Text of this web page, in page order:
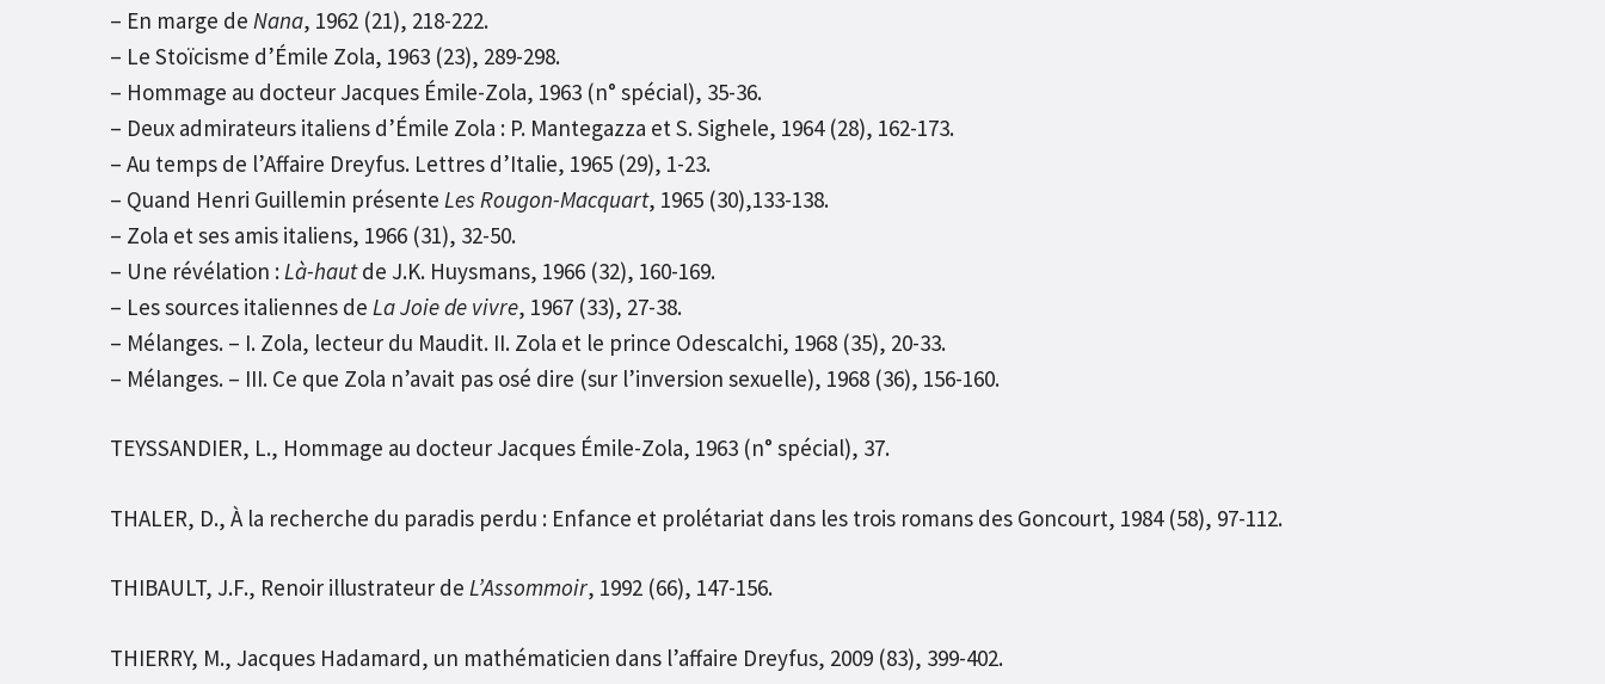
– En marge de Nana, 1962 (21), 218-222.
– Le Stoïcisme d’Émile Zola, 1963 (23), 289-298.
– Hommage au docteur Jacques Émile-Zola, 1963 (n° spécial), 35-36.
– Deux admirateurs italiens d’Émile Zola : P. Mantegazza et S. Sighele, 1964 (28), 162-173.
– Au temps de l’Affaire Dreyfus. Lettres d’Italie, 1965 (29), 1-23.
– Quand Henri Guillemin présente Les Rougon-Macquart, 1965 (30),133-138.
– Zola et ses amis italiens, 1966 (31), 32-50.
– Une révélation : Là-hautde J.K. Huysmans, 1966 (32), 160-169.
– Les sources italiennes de La Joie de vivre, 1967 (33), 27-38.
– Mélanges. – I. Zola, lecteur du Maudit. II. Zola et le prince Odescalchi, 1968 (35), 20-33.
– Mélanges. – III. Ce que Zola n’avait pas osé dire (sur l’inversion sexuelle), 1968 (36), 156-160.
TEYSSANDIER, L., Hommage au docteur Jacques Émile-Zola, 1963 (n° spécial), 37.
THALER, D., À la recherche du paradis perdu : Enfance et prolétariat dans les trois romans des Goncourt, 1984 (58), 97-112.
THIBAULT, J.F., Renoir illustrateur de L’Assommoir, 1992 (66), 147-156.
THIERRY, M., Jacques Hadamard, un mathématicien dans l’affaire Dreyfus, 2009 (83), 399-402.